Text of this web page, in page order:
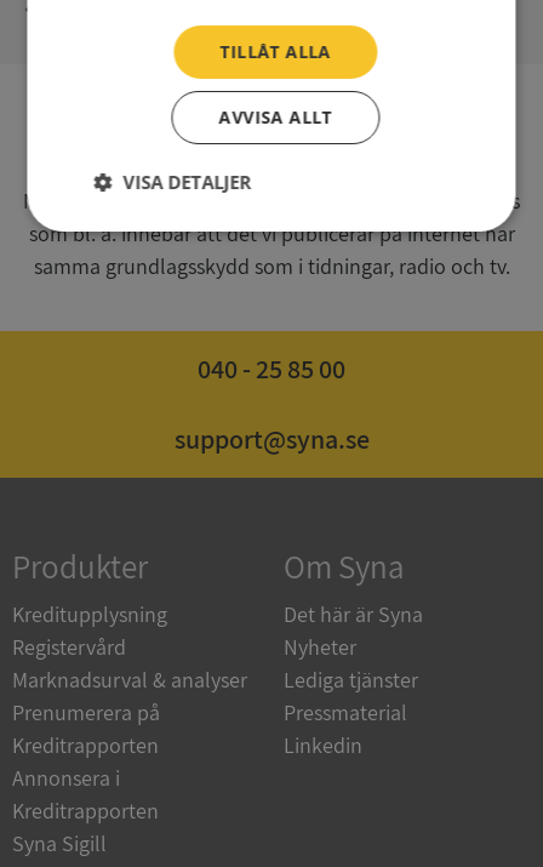
Syna har för webbplatsen www.syna.se ett av
Myndigheten för press, radio och tv s.k. utgivningsbevis
som bl. a. innebär att det vi publicerar på internet har
samma grundlagsskydd som i tidningar, radio och tv.
040 - 25 85 00
support@syna.se
Produkter
Kreditupplysning
Registervård
Marknadsurval & analyser
Prenumerera på
Kreditrapporten
Annonsera i
Kreditrapporten
Syna Sigill
Om Syna
Det här är Syna
Nyheter
Lediga tjänster
Pressmaterial
Linkedin
TILLÅT ALLA
AVVISA ALLT
VISA DETALJER
Strikt
nödvändigt
Prestanda Inriktning
kärnwebbplatsfunktioner som användarinloggning
och kontohantering. Webbplatsen kan inte
användas ordentligt utan strikt nödvändiga cookies.
Namn
Leverantör
Domän